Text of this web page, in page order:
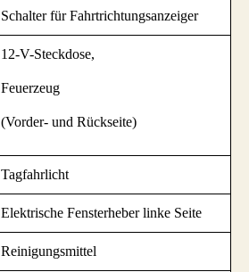
Schalter für Fahrtrichtungsanzeiger
12-V-Steckdose,
Feuerzeug
(Vorder- und Rückseite)
Tagfahrlicht
Elektrische Fensterheber linke Seite
Reinigungsmittel